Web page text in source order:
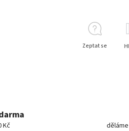
Zeptat se
Kč